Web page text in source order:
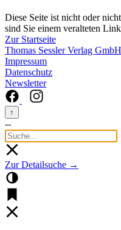
Diese Seite ist nicht oder
sind Sie einem veralteten
Zur Startseite
Thomas Sessler Verlag
Impressum
Datenschutz
Newsletter
↑
--
Zur Detailsuche →